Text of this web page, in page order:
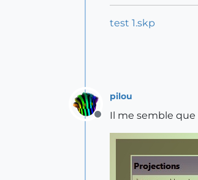
test 1.skp
Offline
pilou
Il me semble que